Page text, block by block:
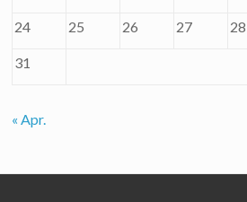
24 25 26 27 28
31
« Apr.